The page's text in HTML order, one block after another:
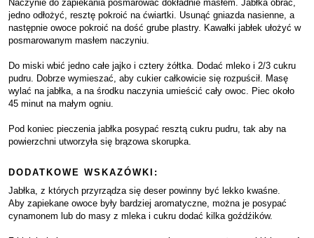
Naczynie do zapiekania posmarować dokładnie masłem. Jabłka obrać,
jedno odłożyć, resztę pokroić na ćwiartki. Usunąć gniazda nasienne, a
następnie owoce pokroić na dość grube plastry. Kawałki jabłek ułożyć w
posmarowanym masłem naczyniu.
Do miski wbić jedno całe jajko i cztery żółtka. Dodać mleko i 2/3 cukru
pudru. Dobrze wymieszać, aby cukier całkowicie się rozpuścił. Masę
wylać na jabłka, a na środku naczynia umieścić cały owoc. Piec około
45 minut na małym ogniu.
Pod koniec pieczenia jabłka posypać resztą cukru pudru, tak aby na
powierzchni utworzyła się brązowa skorupka.
DODATKOWE WSKAZÓWKI:
Jabłka, z których przyrządza się deser powinny być lekko kwaśne.
Aby zapiekane owoce były bardziej aromatyczne, można je posypać
cynamonem lub do masy z mleka i cukru dodać kilka goźdźików.